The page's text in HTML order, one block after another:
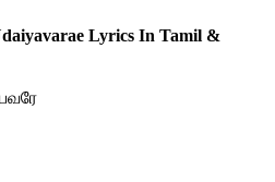
Lyrics In Tamil &